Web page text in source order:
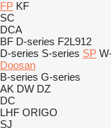
FP KF
SC
DCA
BF D-series F2L912
D-series S-series SP
Doosan
B-series G-series
AK DW DZ
DC
LHF ORIGO
SJ